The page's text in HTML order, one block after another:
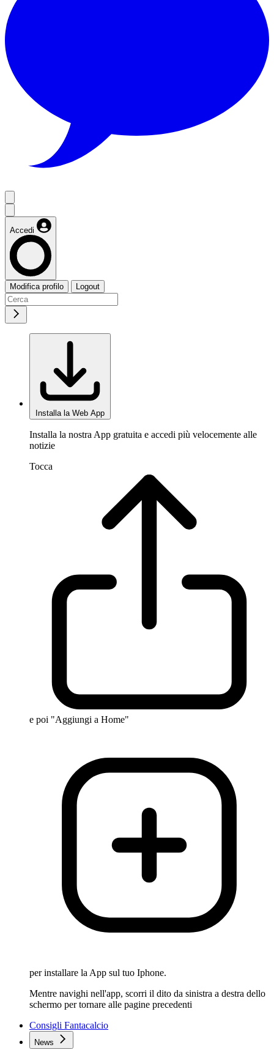
Accedi
Modifica profilo Logout
Installa la Web App
Installa la nostra App gratuita e accedi più velocemente alle
notizie
Tocca
e poi "Aggiungi a Home"
per installare la App sul tuo Iphone.
Mentre navighi nell'app, scorri il dito da sinistra a destra dello
schermo per tornare alle pagine precedenti
Consigli Fantacalcio
News